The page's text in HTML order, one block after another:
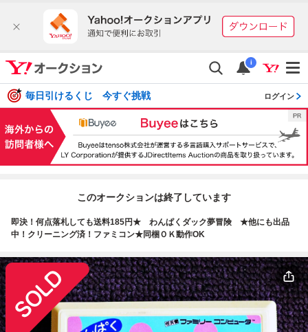
i
毎日引けるくじ 今すぐ挑戦 ログイン
このオークションは終了しています
即決！何点落札しても送料185円★ わんぱくダック夢冒険 ★他にも出品
中！クリーニング済！ファミコン★同梱ＯＫ動作OK